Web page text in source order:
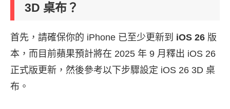
3D 桌布？
首先，請確保你的 iPhone 已至少更新到 iOS 26 版
本，而目前蘋果預計將在 2025 年 9 月釋出 iOS 26
正式版更新，然後參考以下步驟設定 iOS 26 3D 桌
布。